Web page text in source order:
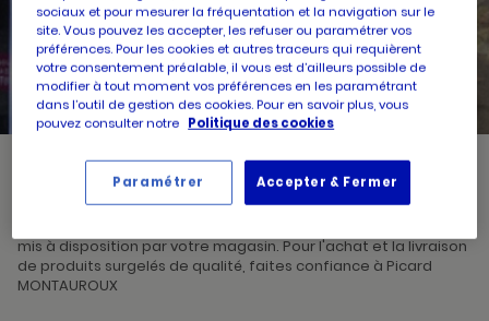
RECHERCHERUN
POINT
DE
VENTE
PICARD
Picard, créateur de saveurs et commerçant de proximité, vous
accueille dans l'un de ses magasins à MONTAUROUX. Prenez
mis à disposition par votre magasin. Pour l'achat et la livraison
de produits surgelés de qualité, faites confiance à Picard
MONTAUROUX
sociaux et pour mesurer la fréquentation et la navigation sur le
site. Vous pouvez les accepter, les refuser ou paramétrer vos
préférences. Pour les cookies et autres traceurs qui requièrent
votre consentement préalable, il vous est d’ailleurs possible de
modifier à tout moment vos préférences en les paramétrant
dans l’outil de gestion des cookies. Pour en savoir plus, vous
pouvez consulter notre Politique des cookies
Accepter & Fermer
Paramétrer